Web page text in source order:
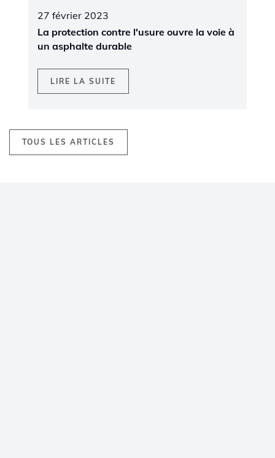
TOUS LES ARTICLES
27 février 2023
La protection contre l'usure ouvre la voie à
un asphalte durable
LIRE LA SUITE